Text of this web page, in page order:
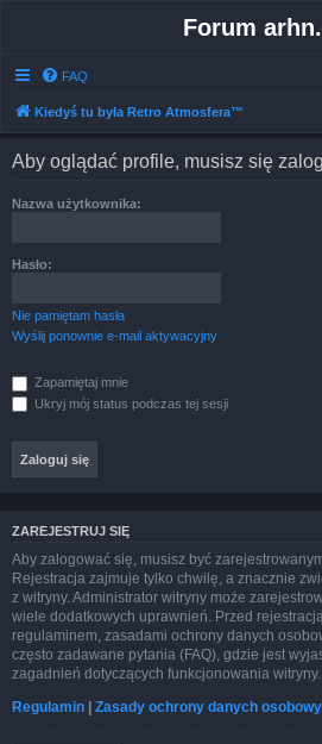
Forum
FAQ
Kiedyś tu była Retro Atmosfera™
Aby oglądać profile, musisz się
Nazwa użytkownika:
Hasło:
Nie pamiętam hasła
Wyślij ponownie e-mail aktywacyjny
Zapamiętaj mnie
Ukryj mój status podczas tej sesji
ZAREJESTRUJ SIĘ
Aby zalogować się, musisz być
Rejestracja zajmuje tylko chwilę, a znacznie
z witryny. Administrator witryny może
wiele dodatkowych uprawnień. Przed
regulaminem, zasadami ochrony danych
często zadawane pytania (FAQ), gdzie jest
zagadnień dotyczących funkcjonowania witryny.
Regulamin | Zasady ochrony danych